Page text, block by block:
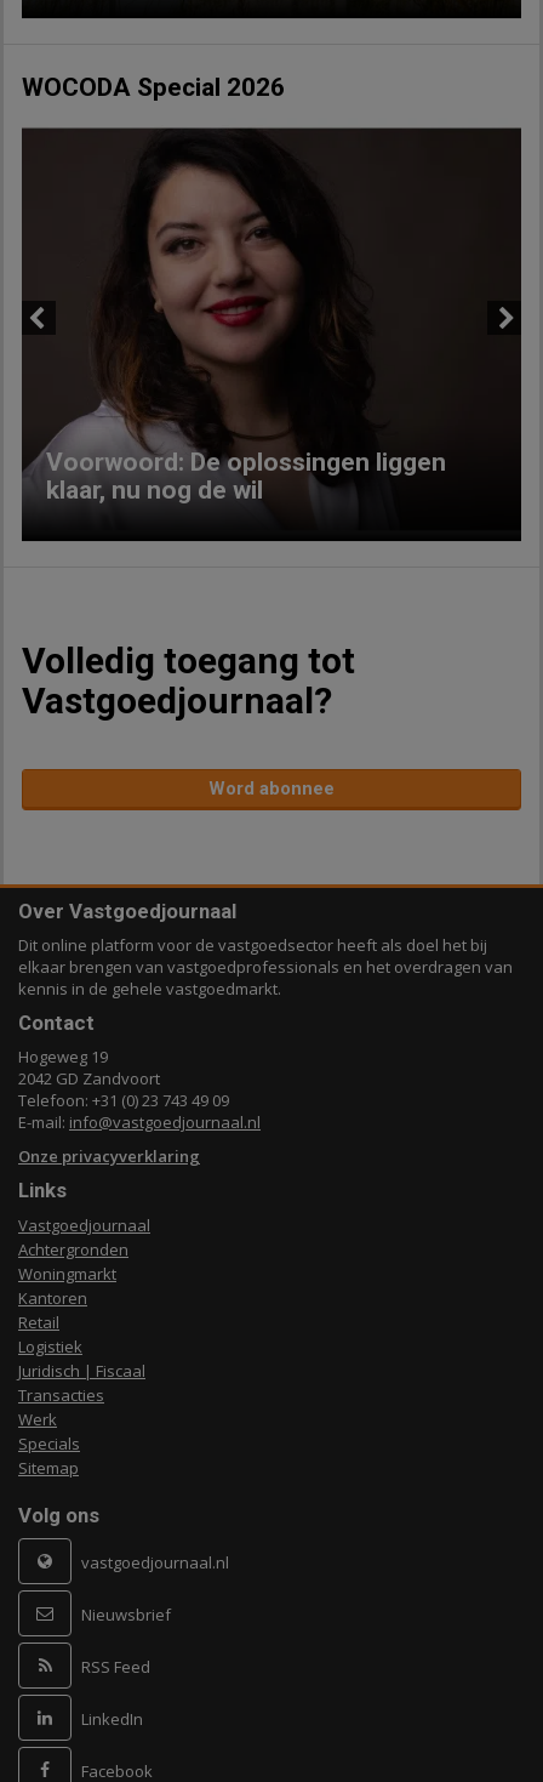
WOCODA Special 2026
Voorwoord: De oplossingen liggen
klaar, nu nog de wil
Volledig toegang tot
Vastgoedjournaal?
Word abonnee
Over Vastgoedjournaal
Dit online platform voor de vastgoedsector heeft als doel het bij
elkaar brengen van vastgoedprofessionals en het overdragen van
kennis in de gehele vastgoedmarkt.
Contact
Hogeweg 19
2042 GD Zandvoort
Telefoon: +31 (0) 23 743 49 09
E-mail: info@vastgoedjournaal.nl
Onze privacyverklaring
Links
Vastgoedjournaal
Achtergronden
Woningmarkt
Kantoren
Retail
Logistiek
Juridisch | Fiscaal
Transacties
Werk
Specials
Sitemap
Volg ons
vastgoedjournaal.nl
Nieuwsbrief
RSS Feed
LinkedIn
Facebook